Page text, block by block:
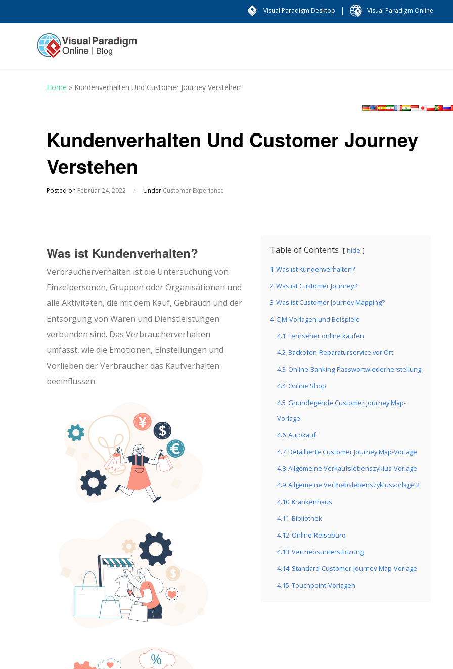
Visual Paradigm Desktop | Visual Paradigm Online
Home » Kundenverhalten Und Customer Journey Verstehen
Kundenverhalten Und Customer Journey
Verstehen
Posted on Februar 24, 2022 / Under Customer Experience
Table of Contents hide
1 Was ist Kundenverhalten?
2 Was ist Customer Journey?
3 Was ist Customer Journey Mapping?
4 CJM-Vorlagen und Beispiele
4.1 Fernseher online kaufen
4.2 Backofen-Reparaturservice vor Ort
4.3 Online-Banking-Passwortwiederherstellung
4.4 Online Shop
4.5 Grundlegende Customer Journey Map-
Vorlage
4.6 Autokauf
4.7 Detaillierte Customer Journey Map-Vorlage
4.8 Allgemeine Verkaufslebenszyklus-Vorlage
4.9 Allgemeine Vertriebslebenszyklusvorlage 2
4.10 Krankenhaus
4.11 Bibliothek
4.12 Online-Reisebüro
4.13 Vertriebsunterstützung
4.14 Standard-Customer-Journey-Map-Vorlage
4.15 Touchpoint-Vorlagen
Was ist Kundenverhalten?
Verbraucherverhalten ist die Untersuchung von
Einzelpersonen, Gruppen oder Organisationen und
alle Aktivitäten, die mit dem Kauf, Gebrauch und der
Entsorgung von Waren und Dienstleistungen
verbunden sind. Das Verbraucherverhalten
umfasst, wie die Emotionen, Einstellungen und
Vorlieben der Verbraucher das Kaufverhalten
beeinflussen.